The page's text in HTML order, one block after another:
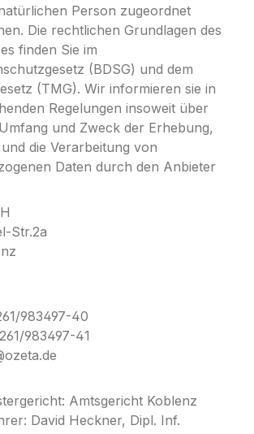
Person zugeordnet
Die rechtlichen Grundlagen des
finden Sie im
(BDSG) und dem
(TMG). Wir informieren sie in
Regelungen insoweit über
und Zweck der Erhebung,
die Verarbeitung von
Daten durch den Anbieter
Str.2a
983497-40
983497-41
Amtsgericht Koblenz
David Heckner, Dipl. Inf.